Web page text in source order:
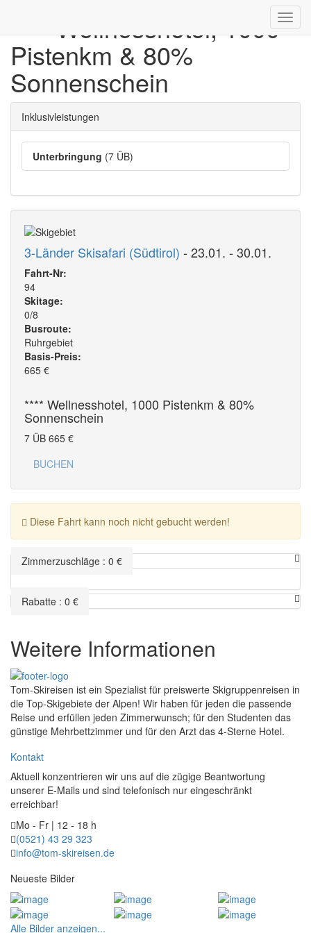
**** Wellnesshotel, 1000
Pistenkm & 80%
Sonnenschein
Inklusivleistungen
Unterbringung (7 ÜB)
3-Länder Skisafari (Südtirol) - 23.01. - 30.01.
Fahrt-Nr:
94
Skitage:
0/8
Busroute:
Ruhrgebiet
Basis-Preis:
665 €
**** Wellnesshotel, 1000 Pistenkm & 80%
Sonnenschein
7 ÜB 665 €
BUCHEN
Diese Fahrt kann noch nicht gebucht werden!
Zimmerzuschläge : 0 €
Rabatte : 0 €
Weitere Informationen
Tom-Skireisen ist ein Spezialist für preiswerte Skigruppenreisen in
die Top-Skigebiete der Alpen! Wir haben für jeden die passende
Reise und erfüllen jeden Zimmerwunsch; für den Studenten das
günstige Mehrbettzimmer und für den Arzt das 4-Sterne Hotel.
Kontakt
Aktuell konzentrieren wir uns auf die zügige Beantwortung
unserer E-Mails und sind telefonisch nur eingeschränkt
erreichbar!
Mo - Fr | 12 - 18 h
(0521) 43 29 323
info@tom-skireisen.de
Neueste Bilder
Alle Bilder anzeigen...